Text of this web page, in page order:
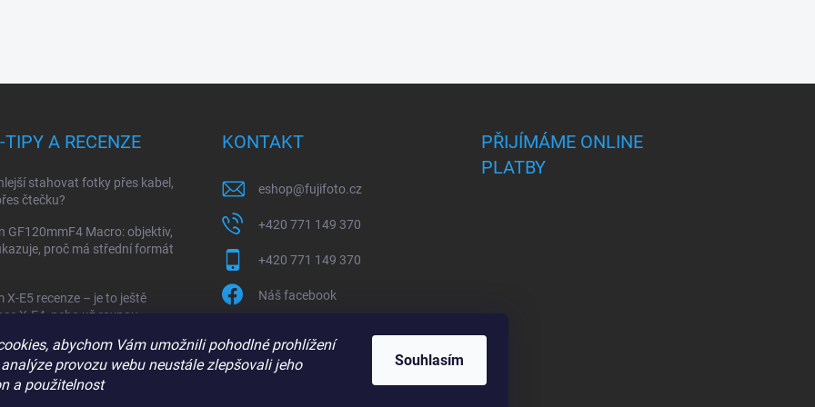
abychom Vám umožnili pohodlné prohlížení
provozu webu neustále zlepšovali jeho
a použitelnost
Souhlasím
TIPY A RECENZE
stahovat fotky přes kabel,
čtečku?
GF120mmF4 Macro: objektiv,
proč má střední formát
X-E5 recenze – je to ještě
X-E4, nebo už rovnou
KONTAKT
eshop@fujifoto.cz
+420 771 149 370
+420 771 149 370
Náš facebook
+420 771 149 370
PŘIJÍMÁME ONLINE
PLATBY